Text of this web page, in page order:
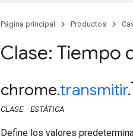
Página principal Productos
Clase: Tiempo
chrome.transmitir.
CLASE ESTÁTICA
Define los valores